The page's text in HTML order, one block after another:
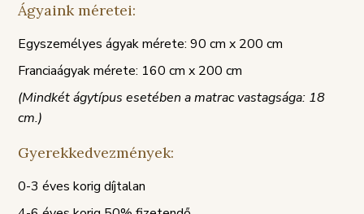
Ágyaink méretei:
Egyszemélyes ágyak mérete: 90 cm x 200 cm
Franciaágyak mérete: 160 cm x 200 cm
(Mindkét ágytípus esetében a matrac vastagsága: 18
cm.)
Gyerekkedvezmények:
0-3 éves korig díjtalan